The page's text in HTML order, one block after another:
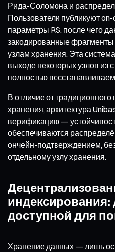
Рида-Соломона и
Пользователи публикуют
параметры RS, после чего
закодированные фрагменты
узлам хранения. Эта
выходе некоторых узлов из
полностью
В отличие от традиционного
хранения, архитектура
верификацию —
обеспечиваются
ончейн-подтверждением,
отдельному узлу хранения.
индексирования:
доступной для
Хранение данных — лишь